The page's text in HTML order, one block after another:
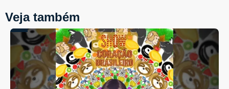
Veja também